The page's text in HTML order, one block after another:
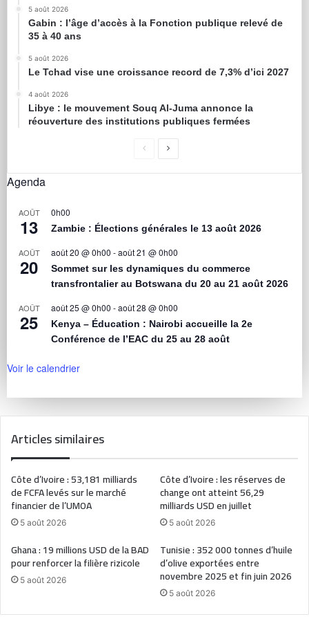
5 août 2026
Gabin : l’âge d’accès à la Fonction publique relevé de
35 à 40 ans
5 août 2026
Le Tchad vise une croissance record de 7,3% d’ici 2027
4 août 2026
Libye : le mouvement Souq Al-Juma annonce la
réouverture des institutions publiques fermées
Agenda
AOÛT
13
0h00
Zambie : Élections générales le 13 août 2026
AOÛT
20
août 20 @ 0h00 -août 21 @ 0h00
Sommet sur les dynamiques du commerce
transfrontalier au Botswana du 20 au 21 août 2026
AOÛT
25
août 25 @ 0h00 -août 28 @ 0h00
Kenya – Éducation : Nairobi accueille la 2e
Conférence de l’EAC du 25 au 28 août
Voir le calendrier
Articles similaires
Côte d’Ivoire : 53,181 milliards
de FCFA levés sur le marché
financier de l’UMOA
5 août 2026
Côte d’Ivoire : les réserves de
change ont atteint 56,29
milliards USD en juillet
5 août 2026
Ghana : 19 millions USD de la BAD
pour renforcer la filière rizicole
5 août 2026
Tunisie : 352 000 tonnes d’huile
d’olive exportées entre
novembre 2025 et fin juin 2026
5 août 2026